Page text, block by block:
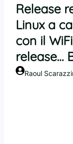
Release
Linux a
con il
release…
Raoul